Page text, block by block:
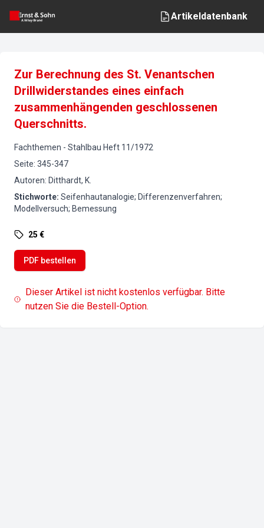
Artikeldatenbank
Zur Berechnung des St. Venantschen
Drillwiderstandes eines einfach
zusammenhängenden geschlossenen
Querschnitts.
Fachthemen - Stahlbau Heft 11/1972
Seite: 345-347
Autoren: Ditthardt, K.
Stichworte: Seifenhautanalogie; Differenzenverfahren;
Modellversuch; Bemessung
25 €
PDF bestellen
Dieser Artikel ist nicht kostenlos verfügbar. Bitte
nutzen Sie die Bestell-Option.